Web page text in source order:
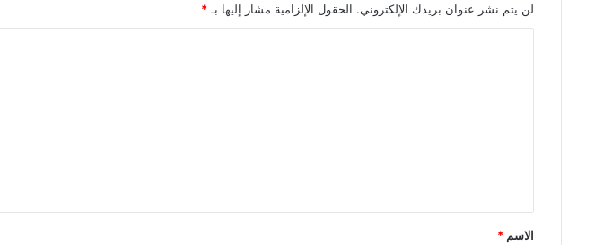
لن يتم نشر عنوان بريدك الإلكتروني. الحقول الإلزامية مشار إليها بـ *
*
الاسم *